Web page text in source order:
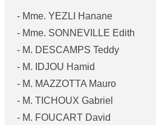
- Mme. YEZLI Hanane
- Mme. SONNEVILLE Edith
- M. DESCAMPS Teddy
- M. IDJOU Hamid
- M. MAZZOTTA Mauro
- M. TICHOUX Gabriel
- M. FOUCART David